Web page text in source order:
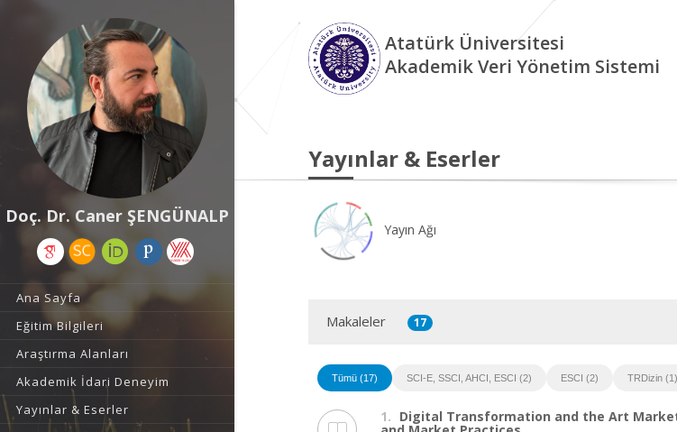
Doç. Dr. Caner ŞENGÜNALP
Ana Sayfa
Eğitim Bilgileri
Araştırma Alanları
Akademik İdari Deneyim
Yayınlar & Eserler
Atatürk Üniversitesi
Akademik Veri Yönetim Sistemi
Yayınlar & Eserler
Yayın Ağı
Makaleler 17
Tümü (17) SCI-E, SSCI, AHCI, ESCI (2) ESCI (2) TRDizin (1)
1. Digital Transformation and the Art